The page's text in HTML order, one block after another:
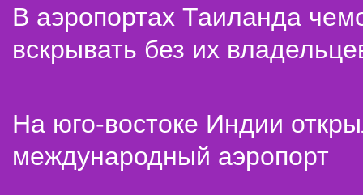
В аэропортах Таиланда
вскрывать без их
На юго-востоке Индии
международный аэропорт